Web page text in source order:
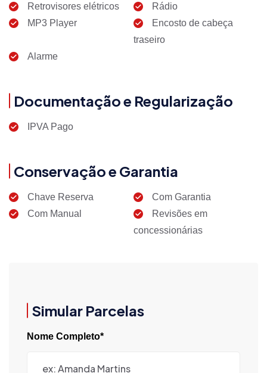
Retrovisores elétricos
Rádio
MP3 Player
Encosto de cabeça
traseiro
Alarme
Documentação e Regularização
IPVA Pago
Conservação e Garantia
Chave Reserva
Com Garantia
Com Manual
Revisões em
concessionárias
Simular Parcelas
Nome Completo*